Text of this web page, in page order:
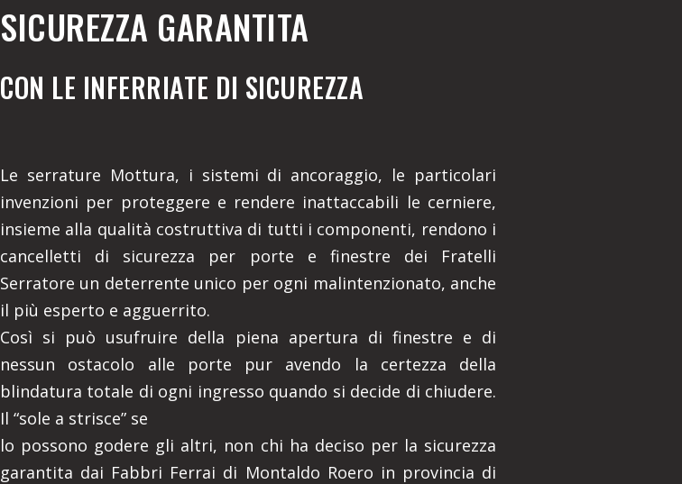
SICUREZZA GARANTITA
CON LE INFERRIATE DI SICUREZZA
Le serrature Mottura, i sistemi di ancoraggio, le particolari
invenzioni per proteggere e rendere inattaccabili le cerniere,
insieme alla qualità costruttiva di tutti i componenti, rendono i
cancelletti di sicurezza per porte e finestre dei Fratelli
Serratore un deterrente unico per ogni malintenzionato, anche
il più esperto e agguerrito.
Così si può usufruire della piena apertura di finestre e di
nessun ostacolo alle porte pur avendo la certezza della
blindatura totale di ogni ingresso quando si decide di chiudere.
Il “sole a strisce” se
lo possono godere gli altri, non chi ha deciso per la sicurezza
garantita dai Fabbri Ferrai di Montaldo Roero in provincia di